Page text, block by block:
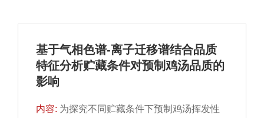
始鸭块在贮藏过程中的影响，并以贮藏过程中
动力学模型并探讨三者之间的相关性，进一步
分析固始鸭块贮藏期间品质变化趋势。结果表
明：贮藏期间，对照组贮藏4 d时出现腐败变
mg/100 g、38.64 mmol/kg；真空铝箔袋包装
基于气相色谱-离子迁移谱结合品质
特征分析贮藏条件对预制鸡汤品质的
影响
内容: 为探究不同贮藏条件下预制鸡汤挥发性